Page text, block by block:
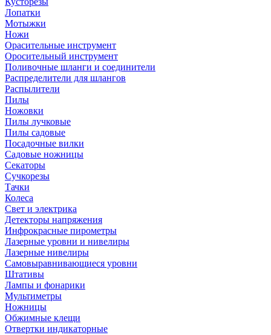
Лопатки
Мотыжки
Ножи
Орасительные инструмент
Оросительный инструмент
Поливочные шланги и соединители
Распределители для шлангов
Распылители
Пилы
Ножовки
Пилы лучковые
Пилы садовые
Посадочные вилки
Садовые ножницы
Секаторы
Сучкорезы
Тачки
Колеса
Свет и электрика
Детекторы напряжения
Инфрокрасные пирометры
Лазерные уровни и нивелиры
Лазерные нивелиры
Самовыравнивающиеся уровни
Штативы
Лампы и фонарики
Мультиметры
Ножницы
Обжимные клещи
Отвертки индикаторные